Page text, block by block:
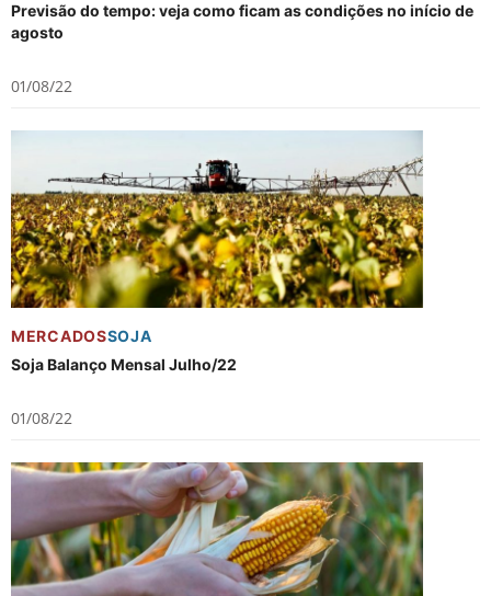
Previsão do tempo: veja como ficam as condições no início de
agosto
01/08/22
MERCADOSSOJA
Soja Balanço Mensal Julho/22
01/08/22